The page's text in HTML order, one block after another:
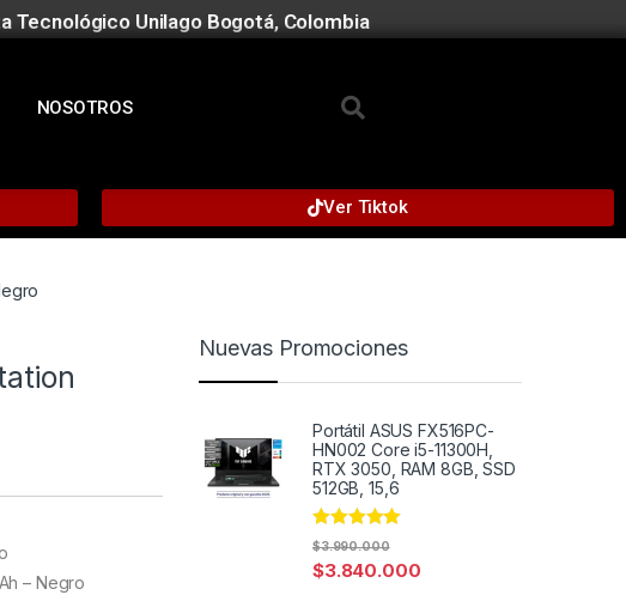
Tecnológico Unilago Bogotá, Colombia
NOSOTROS
Ver Tiktok
– Negro
Nuevas Promociones
Portátil ASUS FX516PC-
HN002 Core i5-11300H,
RTX 3050, RAM 8GB, SSD
512GB, 15,6
Rated5.00
out of 5
$3.840.000
$3.990.000